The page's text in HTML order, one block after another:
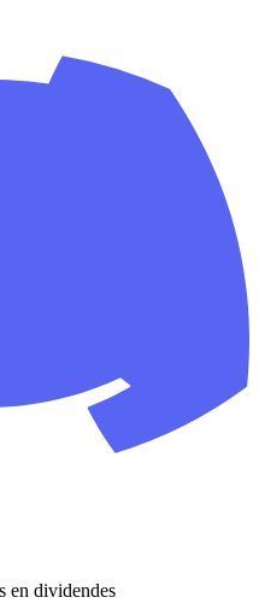
en dividendes